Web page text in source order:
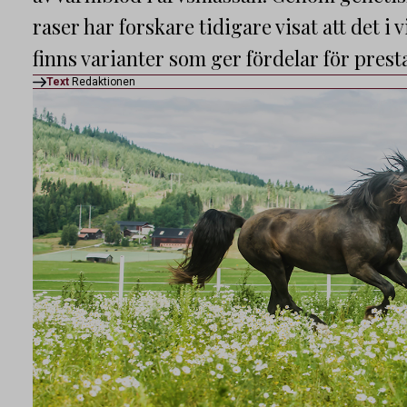
raser har forskare tidigare visat att det i
finns varianter som ger fördelar för
Text Redaktionen